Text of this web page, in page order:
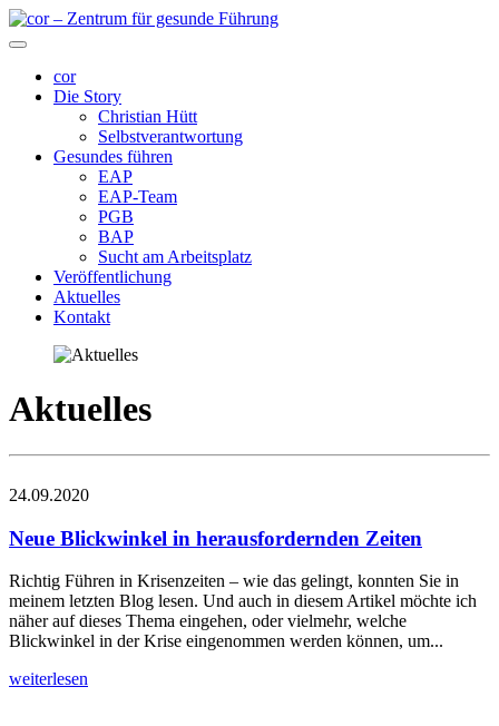
cor
Die Story
Christian Hütt
Selbstverantwortung
Gesundes führen
EAP
EAP-Team
PGB
BAP
Sucht am Arbeitsplatz
Veröffentlichung
Aktuelles
Kontakt
Aktuelles
24.09.2020
Neue Blickwinkel in herausfordernden Zeiten
Richtig Führen in Krisenzeiten – wie das gelingt, konnten Sie in
meinem letzten Blog lesen. Und auch in diesem Artikel möchte ich
näher auf dieses Thema eingehen, oder vielmehr, welche
Blickwinkel in der Krise eingenommen werden können, um...
weiterlesen